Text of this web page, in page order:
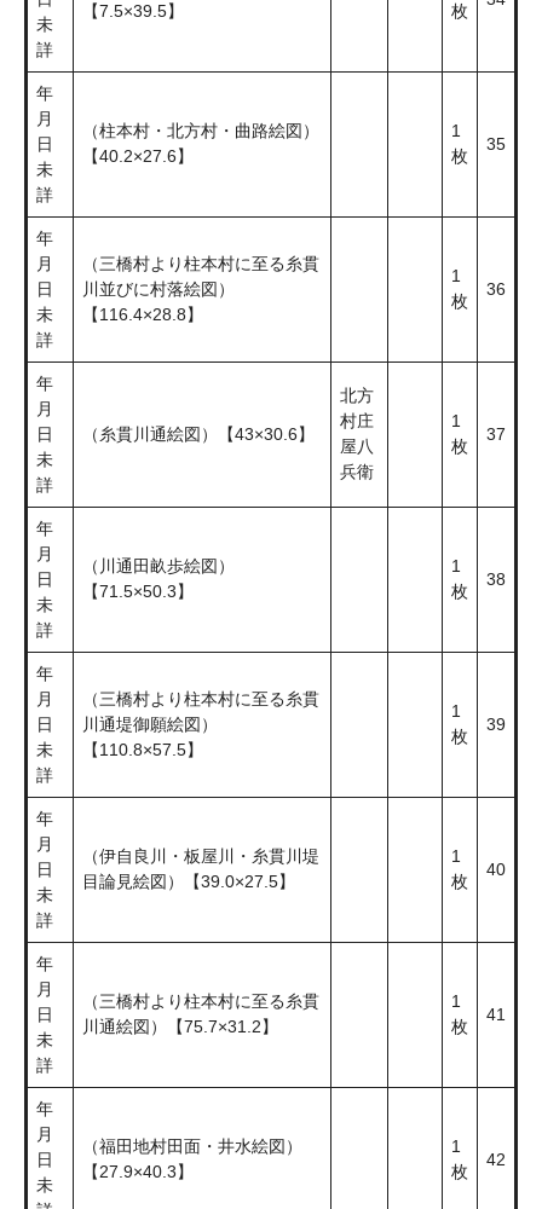
未
詳
【7.5×39.5】
枚
年
月
日
未
詳
（柱本村・北方村・曲路絵図）
【40.2×27.6】
1
枚
35
年
月
日
未
詳
（三橋村より柱本村に至る糸貫
川並びに村落絵図）
【116.4×28.8】
1
枚
36
年
月
日
未
詳
（糸貫川通絵図）【43×30.6】
北方
村庄
屋八
兵衛
1
枚
37
年
月
日
未
詳
（川通田畝歩絵図）
【71.5×50.3】
1
枚
38
年
月
日
未
詳
（三橋村より柱本村に至る糸貫
川通堤御願絵図）
【110.8×57.5】
1
枚
39
年
月
日
未
詳
（伊自良川・板屋川・糸貫川堤
目論見絵図）【39.0×27.5】
1
枚
40
年
月
日
未
詳
（三橋村より柱本村に至る糸貫
川通絵図）【75.7×31.2】
1
枚
41
年
月
日
未
（福田地村田面・井水絵図）
【27.9×40.3】
1
枚
42